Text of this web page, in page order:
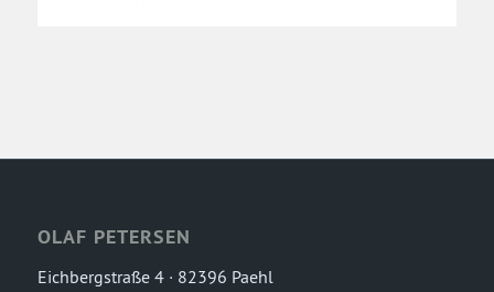
OLAF PETERSEN
Eichbergstraße 4 · 82396 Paehl